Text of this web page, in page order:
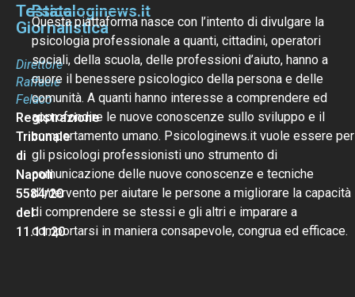
Testata
Giornalistica
Direttore
Raffaele
Felaco
Registrazione
Tribunale
di
Napoli
5584/20
del
11.11.20
Psicologinews.it
Questa piattaforma nasce con l’intento di divulgare la
psicologia professionale a quanti, cittadini, operatori
sociali, della scuola, delle professioni d’aiuto, hanno a
cuore il benessere psicologico della persona e delle
comunità. A quanti hanno interesse a comprendere ed
approfondire le nuove conoscenze sullo sviluppo e il
comportamento umano. Psicologinews.it vuole essere per
gli psicologi professionisti uno strumento di
comunicazione delle nuove conoscenze e tecniche
d’intervento per aiutare le persone a migliorare la capacità
di comprendere se stessi e gli altri e imparare a
comportarsi in maniera consapevole, congrua ed efficace.